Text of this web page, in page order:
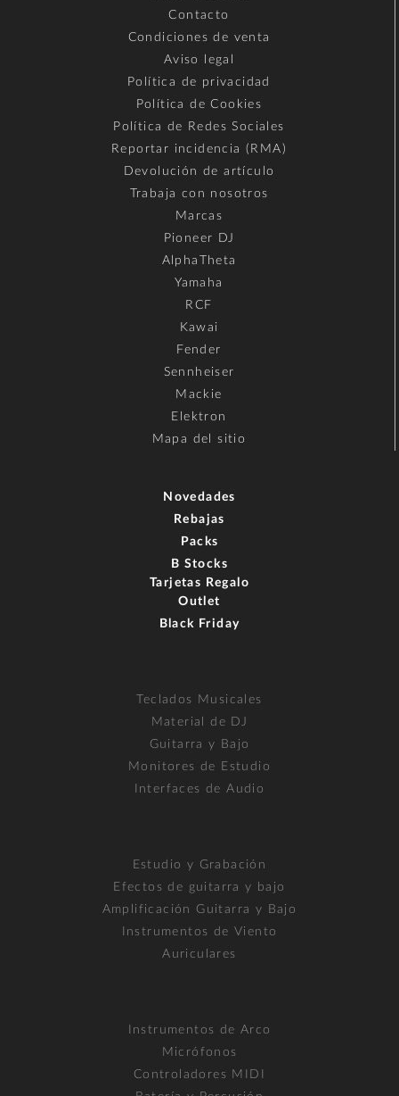
Contacto
Condiciones de venta
Aviso legal
Política de privacidad
Política de Cookies
Política de Redes Sociales
Reportar incidencia (RMA)
Devolución de artículo
Trabaja con nosotros
Marcas
Pioneer DJ
AlphaTheta
Yamaha
RCF
Kawai
Fender
Sennheiser
Mackie
Elektron
Mapa del sitio
Novedades
Rebajas
Packs
B Stocks
Tarjetas Regalo
Outlet
Black Friday
Teclados Musicales
Material de DJ
Guitarra y Bajo
Monitores de Estudio
Interfaces de Audio
Estudio y Grabación
Efectos de guitarra y bajo
Amplificación Guitarra y Bajo
Instrumentos de Viento
Auriculares
Instrumentos de Arco
Micrófonos
Controladores MIDI